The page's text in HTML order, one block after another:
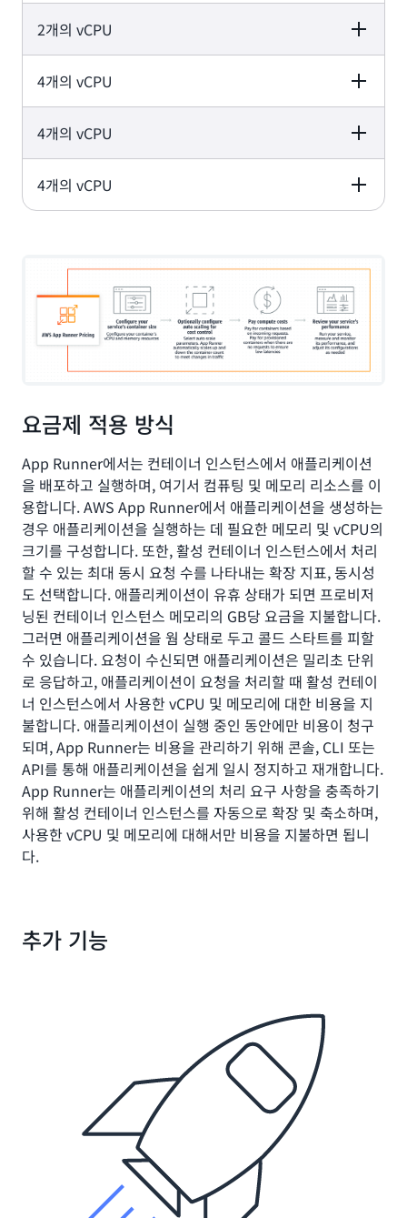
4GB
Memory values
4GB
2개의 vCPU
Memory values
6GB
4개의 vCPU
Memory values
8GB
4개의 vCPU
Memory values
4개의 vCPU
요금제 적용 방식
App Runner에서는 컨테이너 인스턴스에서 애플리케이션
을 배포하고 실행하며, 여기서 컴퓨팅 및 메모리 리소스를 이
용합니다. AWS App Runner에서 애플리케이션을 생성하는
경우 애플리케이션을 실행하는 데 필요한 메모리 및 vCPU의
크기를 구성합니다. 또한, 활성 컨테이너 인스턴스에서 처리
할 수 있는 최대 동시 요청 수를 나타내는 확장 지표, 동시성
도 선택합니다. 애플리케이션이 유휴 상태가 되면 프로비저
닝된 컨테이너 인스턴스 메모리의 GB당 요금을 지불합니다.
그러면 애플리케이션을 웜 상태로 두고 콜드 스타트를 피할
수 있습니다. 요청이 수신되면 애플리케이션은 밀리초 단위
로 응답하고, 애플리케이션이 요청을 처리할 때 활성 컨테이
너 인스턴스에서 사용한 vCPU 및 메모리에 대한 비용을 지
불합니다. 애플리케이션이 실행 중인 동안에만 비용이 청구
되며, App Runner는 비용을 관리하기 위해 콘솔, CLI 또는
API를 통해 애플리케이션을 쉽게 일시 정지하고 재개합니다.
App Runner는 애플리케이션의 처리 요구 사항을 충족하기
위해 활성 컨테이너 인스턴스를 자동으로 확장 및 축소하며,
사용한 vCPU 및 메모리에 대해서만 비용을 지불하면 됩니
다.
추가 기능